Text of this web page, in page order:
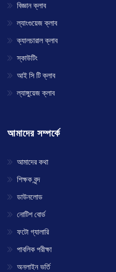
বিজ্ঞান ক্লাব
ল্যাংগুয়েজ ক্লাব
ক্যালচারাল ক্লাব
স্কাউটিং
আই সি টি ক্লাব
ল্যাঙ্গুয়েজ ক্লাব
আমাদের সম্পর্কে
আমাদের কথা
শিক্ষক বৃন্দ
ডাউনলোড
নোটিশ বোর্ড
ফটো গ্যালারি
পাবলিক পরীক্ষা
অনলাইন ভর্তি